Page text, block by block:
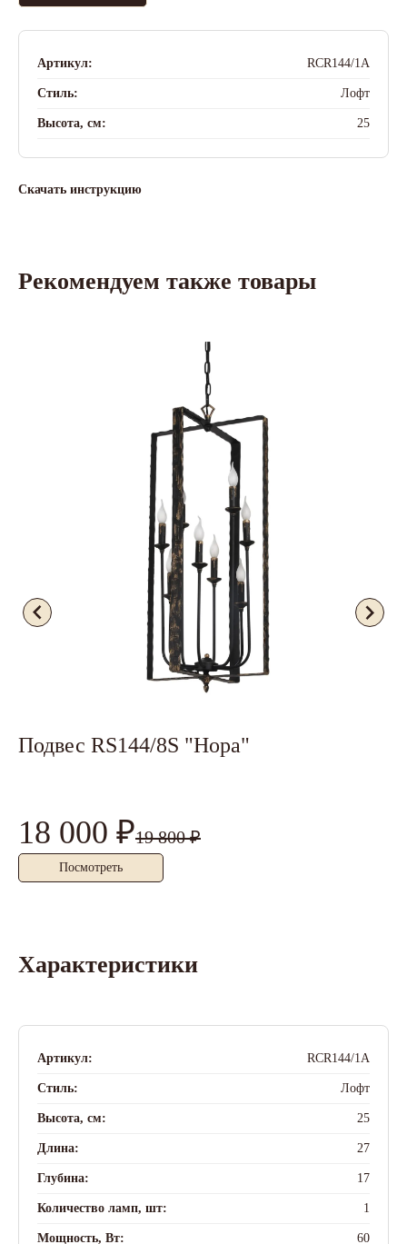
Артикул: RCR144/1A
Стиль: Лофт
Высота, см: 25
Скачать инструкцию
Рекомендуем также товары
Подвес RS144/8S "Нора"
18 000 ₽19 800 ₽
Посмотреть
Характеристики
Артикул: RCR144/1A
Стиль: Лофт
Высота, см: 25
Длина: 27
Глубина: 17
Количество ламп, шт: 1
Мощность, Вт: 60